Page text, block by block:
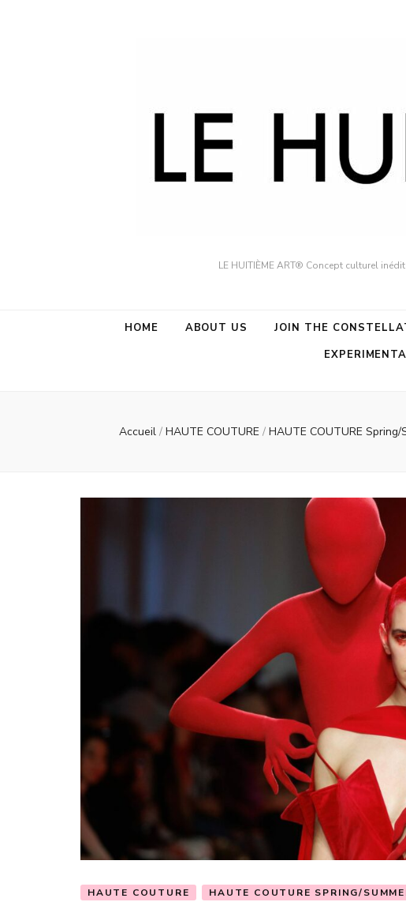
LE HUITIÈME ART® Concept culturel
HOME ABOUT US JOIN THE
Accueil / HAUTE COUTURE / HAUTE COUTURE Spring/
HAUTE COUTURE HAUTE COUTURE SPRING/